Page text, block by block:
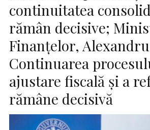
continuitatea
rămân decisive;
Finanțelor, Alexandru
Continuarea
ajustare fiscală și a
rămâne decisivă